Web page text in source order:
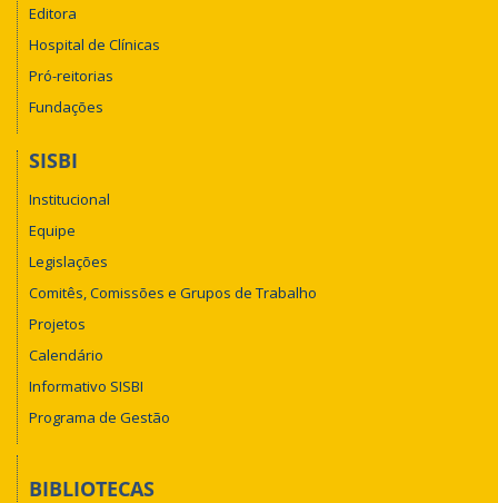
Editora
Hospital de Clínicas
Pró-reitorias
Fundações
SISBI
Institucional
Equipe
Legislações
Comitês, Comissões e Grupos de Trabalho
Projetos
Calendário
Informativo SISBI
Programa de Gestão
BIBLIOTECAS